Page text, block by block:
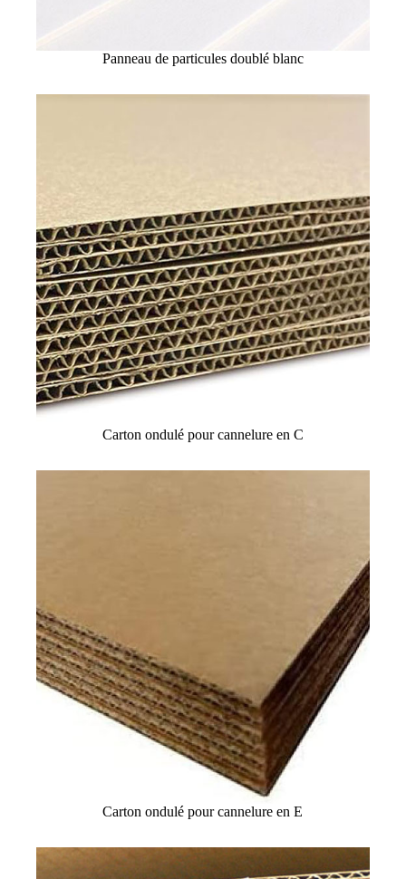
Panneau de particules doublé blanc
Carton ondulé pour cannelure en C
Carton ondulé pour cannelure en E